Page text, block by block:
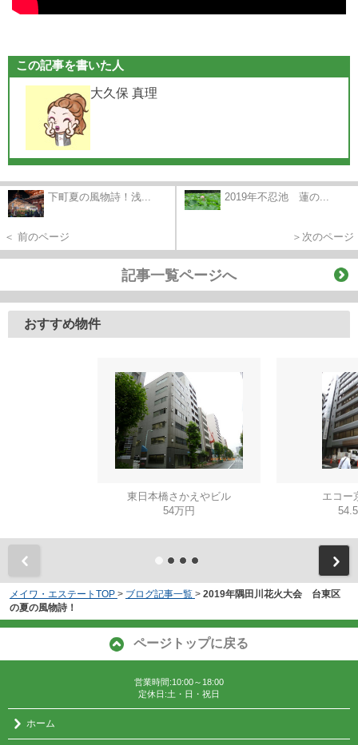
この記事を書いた人
大久保 真理
下町夏の風物詩！浅...
＜ 前のページ
2019年不忍池 蓮の...
＞次のページ
記事一覧ページへ
おすすめ物件
東日本橋さかえやビル
54万円
エコー
メイワ・エステートTOP > ブログ記事一覧 > 2019年隅田川花火大会 台東区
の夏の風物詩！
ページトップに戻る
営業時間:10:00～18:00
定休日:土・日・祝日
ホーム